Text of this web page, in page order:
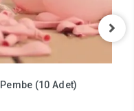
(10 Adet)